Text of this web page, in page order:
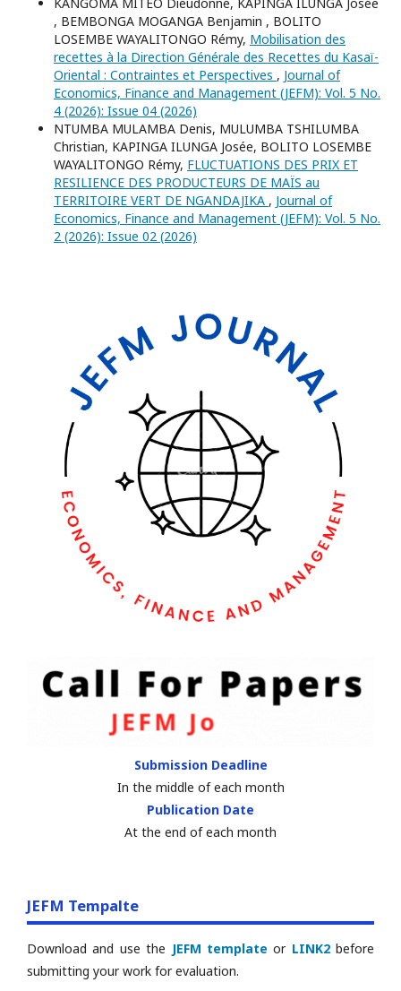
, BEMBONGA MOGANGA Benjamin , BOLITO
LOSEMBE WAYALITONGO Rémy, Mobilisation des
recettes à la Direction Générale des Recettes du Kasaï-
Oriental : Contraintes et Perspectives , Journal of
Economics, Finance and Management (JEFM): Vol. 5 No.
4 (2026): Issue 04 (2026)
NTUMBA MULAMBA Denis, MULUMBA TSHILUMBA
Christian, KAPINGA ILUNGA Josée, BOLITO LOSEMBE
WAYALITONGO Rémy, FLUCTUATIONS DES PRIX ET
RESILIENCE DES PRODUCTEURS DE MAÏS au
TERRITOIRE VERT DE NGANDAJIKA , Journal of
Economics, Finance and Management (JEFM): Vol. 5 No.
2 (2026): Issue 02 (2026)
Submission Deadline
In the middle of each month
Publication Date
At the end of each month
JEFM Tempalte
Download and use the JEFM template or LINK2before
submitting your work for evaluation.